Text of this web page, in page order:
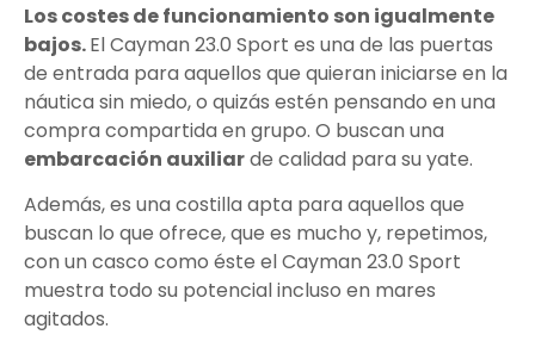
Los costes de funcionamiento son igualmente
bajos.El Cayman 23.0 Sport es una de las puertas
de entrada para aquellos que quieran iniciarse en la
náutica sin miedo, o quizás estén pensando en una
compra compartida en grupo. O buscan una
embarcación auxiliarde calidad para su yate.
Además, es una costilla apta para aquellos que
buscan lo que ofrece, que es mucho y, repetimos,
con un casco como éste el Cayman 23.0 Sport
muestra todo su potencial incluso en mares
agitados.